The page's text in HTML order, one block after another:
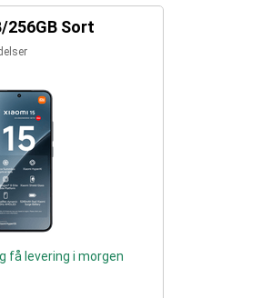
256GB Sort
få levering i morgen